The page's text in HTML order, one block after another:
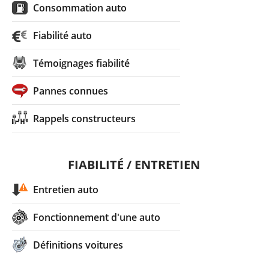
Consommation auto
Fiabilité auto
Témoignages fiabilité
Pannes connues
Rappels constructeurs
FIABILITÉ / ENTRETIEN
Entretien auto
Fonctionnement d'une auto
Définitions voitures